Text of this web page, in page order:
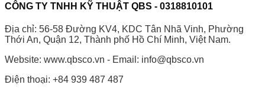
CÔNG TY TNHH KỸ THUẬT QBS - 0318810101
Địa chỉ: 56-58 Đường KV4, KDC Tân Nhã Vinh, Phường
Thới An, Quận 12, Thành phố Hồ Chí Minh, Việt Nam.
Website: www.qbsco.vn - Email: info@qbsco.vn
Điện thoại: +84 939 487 487